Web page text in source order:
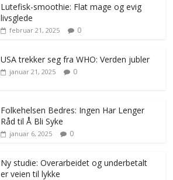
Lutefisk-smoothie: Flat mage og evig
livsglede
februar 21, 2025 0
USA trekker seg fra WHO: Verden jubler
januar 21, 2025 0
Folkehelsen Bedres: Ingen Har Lenger
Råd til Å Bli Syke
januar 6, 2025 0
Ny studie: Overarbeidet og underbetalt
er veien til lykke